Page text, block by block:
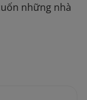
những nhà